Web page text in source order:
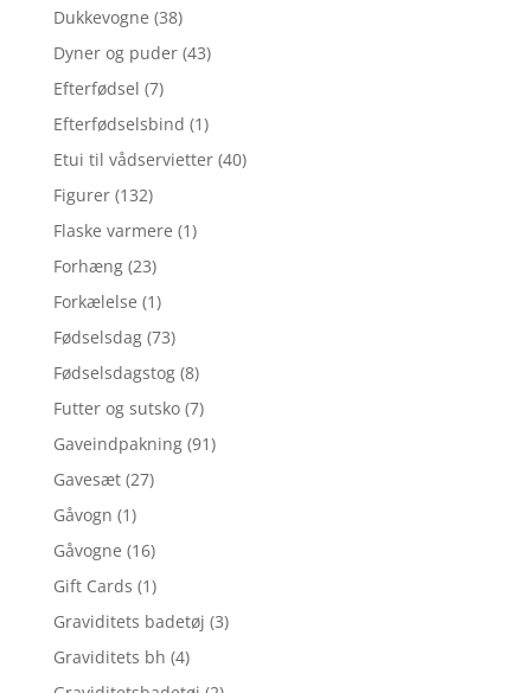
Dukkevogne (38)
Dyner og puder (43)
Efterfødsel (7)
Efterfødselsbind (1)
Etui til vådservietter (40)
Figurer (132)
Flaske varmere (1)
Forhæng (23)
Forkælelse (1)
Fødselsdag (73)
Fødselsdagstog (8)
Futter og sutsko (7)
Gaveindpakning (91)
Gavesæt (27)
Gåvogn (1)
Gåvogne (16)
Gift Cards (1)
Graviditets badetøj (3)
Graviditets bh (4)